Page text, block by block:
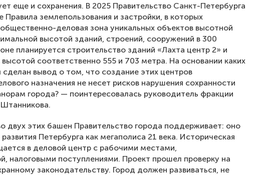
еще и сохранения. В 2025 Правительство Санкт-Петербурга
Правила землепользования и застройки, в которых
деловая зона уникальных объектов высотной
высотой зданий, строений, сооружений в 300
планируется строительство зданий «Лахта центр 2» и
соответственно 555 и 703 метра. На основании каких
вывод о том, что создание этих центров
назначения не несет рисков нарушения сохранности
города? — поинтересовалась руководитель фракции
двух этих башен Правительство города поддерживает: оно
Петербурга как мегаполиса 21 века. Историческая
в деловой центр с рабочими местами,
налоговыми поступлениями. Проект прошел проверку на
законодательству. Город должен развиваться, не